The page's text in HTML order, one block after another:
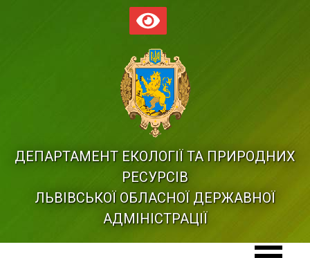
ДЕПАРТАМЕНТ ЕКОЛОГІЇ ТА ПРИРОДНИХ
РЕСУРСІВ
ЛЬВІВСЬКОЇ ОБЛАСНОЇ ДЕРЖАВНОЇ
АДМІНІСТРАЦІЇ